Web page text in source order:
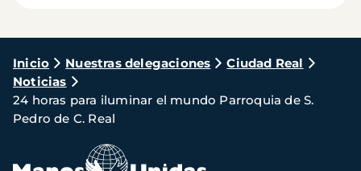
Ruta
de
navegación
Inicio Nuestras delegaciones
Ciudad Real
Noticias
24 horas para iluminar el mundo Parroquia de S.
Pedro de C. Real